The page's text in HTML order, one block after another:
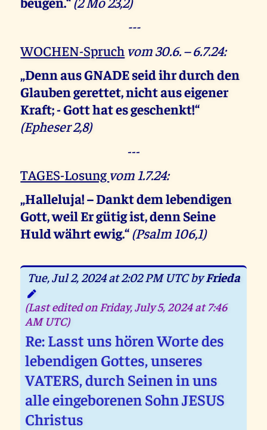
---
WOCHEN-Spruch vom 30.6. – 6.7.24:
„Denn aus GNADE seid ihr durch den
Glauben gerettet, nicht aus eigener
Kraft; - Gott hat es geschenkt!“
(Epheser 2,8)
---
TAGES-Losung vom 1.7.24:
„Halleluja! – Dankt dem lebendigen
Gott, weil Er gütig ist, denn Seine
Huld währt ewig.“(Psalm 106,1)
Tue, Jul 2, 2024 at 2:02 PM UTC byFrieda
(Last edited on Friday, July 5, 2024 at 7:46
AM UTC)
Re: Lasst uns hören Worte des
lebendigen Gottes, unseres
VATERS, durch Seinen in uns
alle eingeborenen Sohn JESUS
Christus